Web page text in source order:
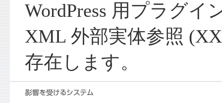
WordPress 用プラグイ
XML 外部実体参照
存在します。